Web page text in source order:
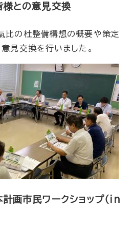
との意見交換
比の杜整備構想の概要や策定
見交換を行いました。
画市民ワークショップ（in